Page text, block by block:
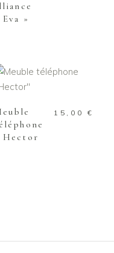
Eva »
AJOUTER AU
PANIER
Hector
15,00 €